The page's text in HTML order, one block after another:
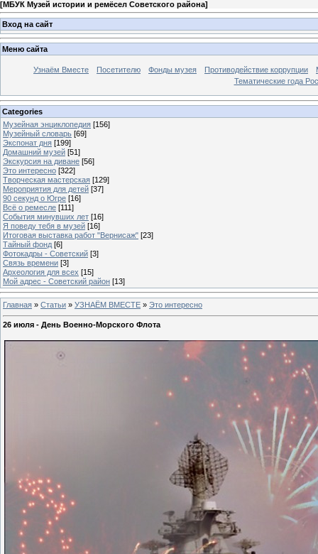
[МБУК Музей истории и ремёсел Советского района]
Вход на сайт
Меню сайта
Узнаём Вместе Посетителю Фонды музея Противодействие коррупции
Тематические года
Categories
Музейная энциклопедия [156]
Музейный словарь [69]
Экспонат дня [199]
Домашний музей [51]
Экскурсия на диване [56]
Это интересно [322]
Творческая мастерская [129]
Мероприятия для детей [37]
90 секунд о Югре [16]
Всё о ремесле [111]
События минувших лет [16]
Я поведу тебя в музей [16]
Итоговая выставка работ "Вернисаж" [23]
Тайный фонд [6]
Фотокадры - Советский [3]
Связь времени [3]
Археология для всех [15]
Мой адрес - Советский район [13]
Главная » Статьи » УЗНАЁМ ВМЕСТЕ » Это интересно
26 июля - День Военно-Морского Флота